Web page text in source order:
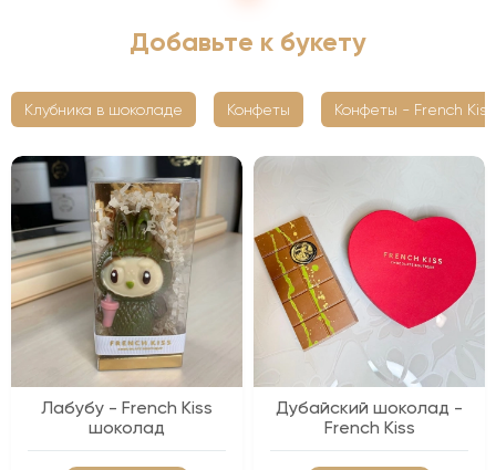
Добавьте к букету
Клубника в шоколаде Конфеты Конфеты - French Kiss
Лабубу - French Kiss
шоколад
Дубайский шоколад -
French Kiss